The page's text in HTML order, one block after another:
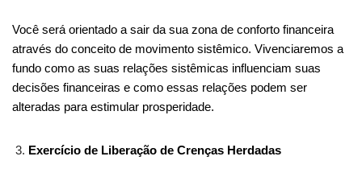
Você será orientado a sair da sua zona de conforto financeira
através do conceito de movimento sistêmico. Vivenciaremos a
fundo como as suas relações sistêmicas influenciam suas
decisões financeiras e como essas relações podem ser
alteradas para estimular prosperidade.
Exercício de Liberação de Crenças Herdadas